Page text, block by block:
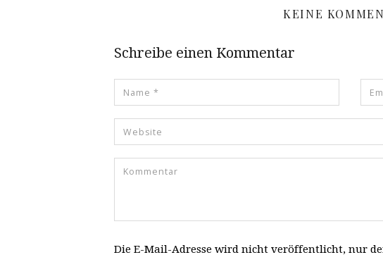
KEINE
Schreibe einen Kommentar
Die E-Mail-Adresse wird nicht veröffentlicht, nur